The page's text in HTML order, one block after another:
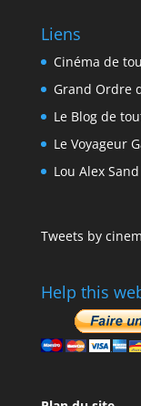
Liens
Cinéma de
Grand Ordre
Le Blog de
Le Voyageur
Lou Alex
Tweets by
Help this